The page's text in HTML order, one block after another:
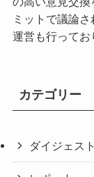
ミットで議論
運営も行ってお
カテゴリー
ダイジェスト